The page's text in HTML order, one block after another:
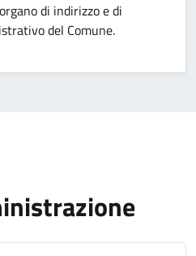
di indirizzo e di
del Comune.